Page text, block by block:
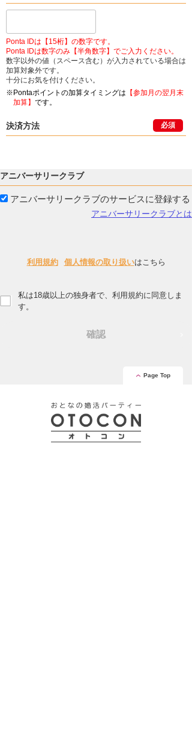
Ponta IDは【15桁】の数字です。
Ponta IDは数字のみ【半角数字】でご入力ください。
数字以外の値（スペース含む）が入力されている場合は
加算対象外です。
十分にお気を付けください。
※Pontaポイントの加算タイミングは 【参加月の翌月末
加算】 です。
決済方法 必須
アニバーサリークラブ
アニバーサリークラブのサービスに登録する
アニバーサリークラブとは
利用規約 個人情報の取り扱いはこちら
私は18歳以上の独身者で、利用規約に同意しま
す。
確認
Page Top